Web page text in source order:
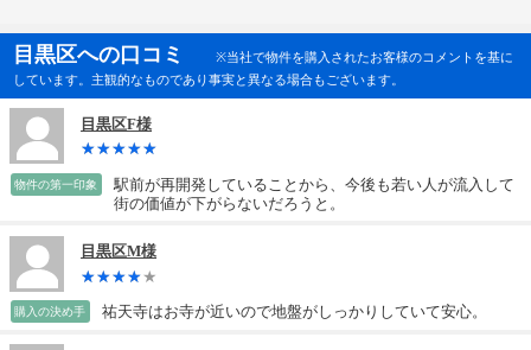
目黒区への口コミ
※当社で物件を購入されたお客様のコメントを基に
しています。主観的なものであり事実と異なる場合もございます。
目黒区F様
物件の第一印象
駅前が再開発していることから、今後も若い人が流入して
街の価値が下がらないだろうと。
目黒区M様
購入の決め手 祐天寺はお寺が近いので地盤がしっかりしていて安心。